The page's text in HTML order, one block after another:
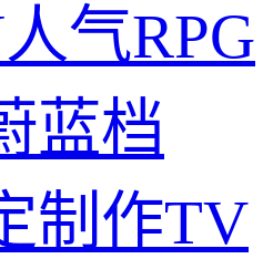
气RPG
蓝档
制作TV